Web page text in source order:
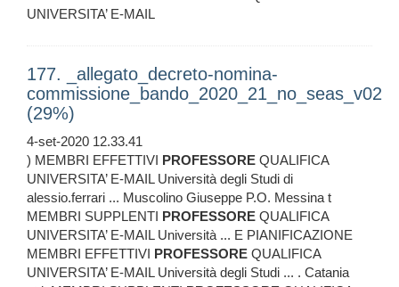
UNIVERSITA’ E-MAIL
177. _allegato_decreto-nomina-
commissione_bando_2020_21_no_seas_v02
(29%)
4-set-2020 12.33.41
) MEMBRI EFFETTIVI PROFESSORE QUALIFICA
UNIVERSITA’ E-MAIL Università degli Studi di
alessio.ferrari ... Muscolino Giuseppe P.O. Messina t
MEMBRI SUPPLENTI PROFESSORE QUALIFICA
UNIVERSITA’ E-MAIL Università ... E PIANIFICAZIONE
MEMBRI EFFETTIVI PROFESSORE QUALIFICA
UNIVERSITA’ E-MAIL Università degli Studi ... . Catania